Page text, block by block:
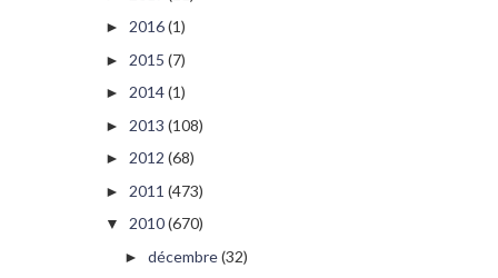
► 2016(1)
► 2015 (7)
► 2014(1)
► 2013 (108)
► 2012 (68)
► 2011 (473)
▼ 2010(670)
► décembre(32)